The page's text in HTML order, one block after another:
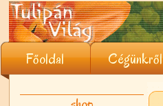
Főoldal Cégünkről